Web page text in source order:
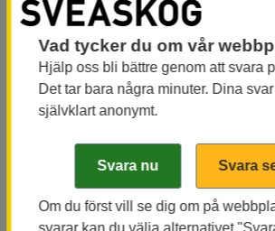
genom nettoinlagring av kol, dels
dels indirekt genom långlivade
av virke från Sveaskogs marker.
träbaserade produkter – både
kortlivade – leda till minskad
att minska samhällets
av Sveaskogs kolinlagring baseras
nationella rapportering som
Vad tycker du om vår
Hjälp oss bli bättre genom att svara
Det tar bara några minuter. Dina
självklart anonymt.
Om du först vill se dig om på